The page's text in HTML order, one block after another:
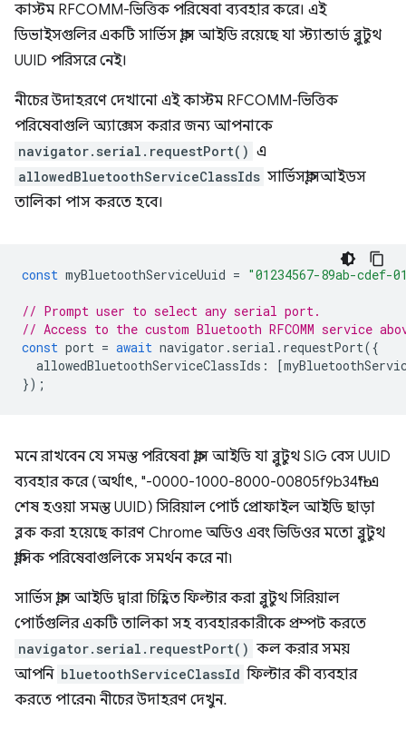
কাস্টম RFCOMM-ভিত্তিক পরিষেবা ব্যবহার করে। এই
ডিভাইসগুলির একটি সার্ভিস ক্লাস আইডি রয়েছে যা স্ট্যান্ডার্ড ব্লুটুথ
UUID পরিসরে নেই।
নীচের উদাহরণে দেখানো এই কাস্টম RFCOMM-ভিত্তিক
পরিষেবাগুলি অ্যাক্সেস করার জন্য আপনাকে
navigator.serial.requestPort() এ
allowedBluetoothServiceClassIds সার্ভিসক্লাসআইডস
তালিকা পাস করতে হবে।
const myBluetoothServiceUuid = "01234567-89ab-cdef-
// Prompt user to select any serial port.
// Access to the custom Bluetooth RFCOMM service
const port = await navigator . serial . requestPort({
allowedBluetoothServiceClassIds : [
});
মনে রাখবেন যে সমস্ত পরিষেবা ক্লাস আইডি যা ব্লুটুথ SIG বেস UUID
ব্যবহার করে (অর্থাৎ, "-0000-1000-8000-00805f9b34fb"-এ
শেষ হওয়া সমস্ত UUID) সিরিয়াল পোর্ট প্রোফাইল আইডি ছাড়া
ব্লক করা হয়েছে কারণ Chrome অডিও এবং ভিডিওর মতো ব্লুটুথ
ক্লাসিক পরিষেবাগুলিকে সমর্থন করে না৷
সার্ভিস ক্লাস আইডি দ্বারা চিহ্নিত ফিল্টার করা ব্লুটুথ সিরিয়াল
পোর্টগুলির একটি তালিকা সহ ব্যবহারকারীকে প্রম্পট করতে
navigator.serial.requestPort() কল করার সময়
আপনি bluetoothServiceClassId ফিল্টার কী ব্যবহার
করতে পারেন৷ নীচের উদাহরণ দেখুন.